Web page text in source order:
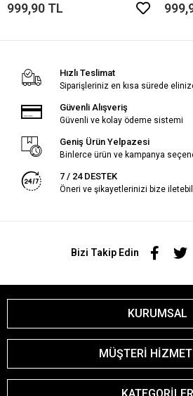
999,90 TL
Hızlı Teslimat
Siparişleriniz en kısa sürede
Güvenli Alışveriş
Güvenli ve kolay ödeme sistemi
Geniş Ürün Yelpazesi
Binlerce ürün ve kampanya
7 / 24 DESTEK
Öneri ve şikayetlerinizi bize
Bizi Takip Edin
KURUMSAL
MÜŞTERİ